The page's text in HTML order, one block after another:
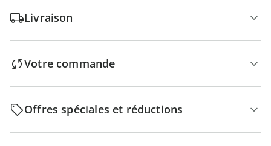
Livraison
Votre commande
Offres spéciales et réductions